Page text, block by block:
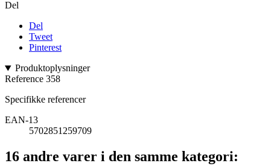
Del
Del
Tweet
Pinterest
Produktoplysninger
Reference 358
Specifikke referencer
EAN-13
5702851259709
16 andre varer i den samme kategori: